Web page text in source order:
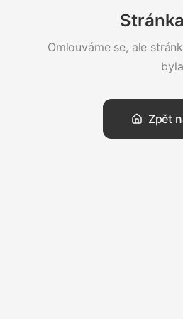
Omlouváme se, ale
Zpět